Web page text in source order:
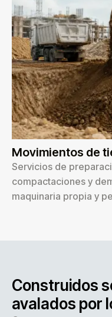
Movimientos de
Servicios de
compactaciones y
maquinaria propia y
Construidos
avalados por